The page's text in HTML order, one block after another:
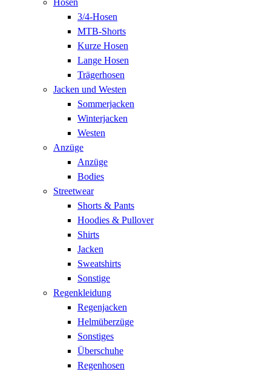
3/4-Hosen
MTB-Shorts
Kurze Hosen
Lange Hosen
Trägerhosen
Jacken und Westen
Sommerjacken
Winterjacken
Westen
Anzüge
Anzüge
Bodies
Streetwear
Shorts & Pants
Hoodies & Pullover
Shirts
Jacken
Sweatshirts
Sonstige
Regenkleidung
Regenjacken
Helmüberzüge
Sonstiges
Überschuhe
Regenhosen